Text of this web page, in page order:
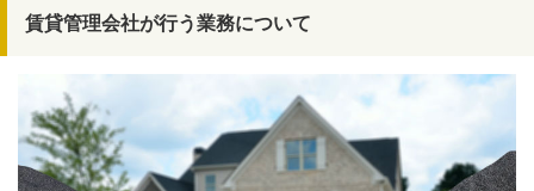
賃貸管理会社が行う業務について